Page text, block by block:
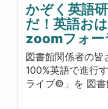
かぞく英語
だ！英語お
zoomフォー
図書館関係者の皆
100%英語で進行
ライブ©」を 図